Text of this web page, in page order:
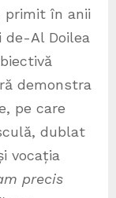
primit în anii
de-Al Doilea
demonstra
pe care
dublat
vocația
precis